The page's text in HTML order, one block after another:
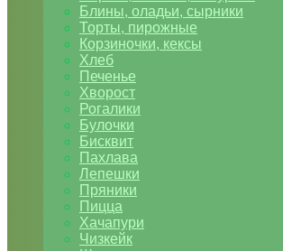
Блины, оладьи, сырники
Торты, пирожные
Корзиночки, кексы
Хлеб
Печенье
Хворост
Рогалики
Булочки
Бисквит
Пахлава
Лепешки
Пряники
Пицца
Хачапури
Чизкейк